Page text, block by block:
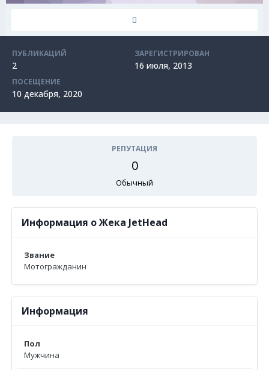
ПУБЛИКАЦИЙ
2
ЗАРЕГИСТРИРОВАН
16 июля, 2013
ПОСЕЩЕНИЕ
10 декабря, 2020
РЕПУТАЦИЯ
0
Обычный
Информация о Жека JetHead
Звание
Мотогражданин
Информация
Пол
Мужчина